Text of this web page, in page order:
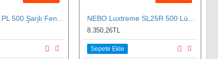
8.350,26TL
Sepete Ekle